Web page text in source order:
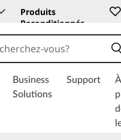
Produits
Reconditionnés
Business
Solutions
Support
À